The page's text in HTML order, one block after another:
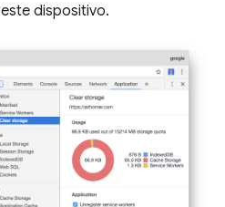
dispositivo.